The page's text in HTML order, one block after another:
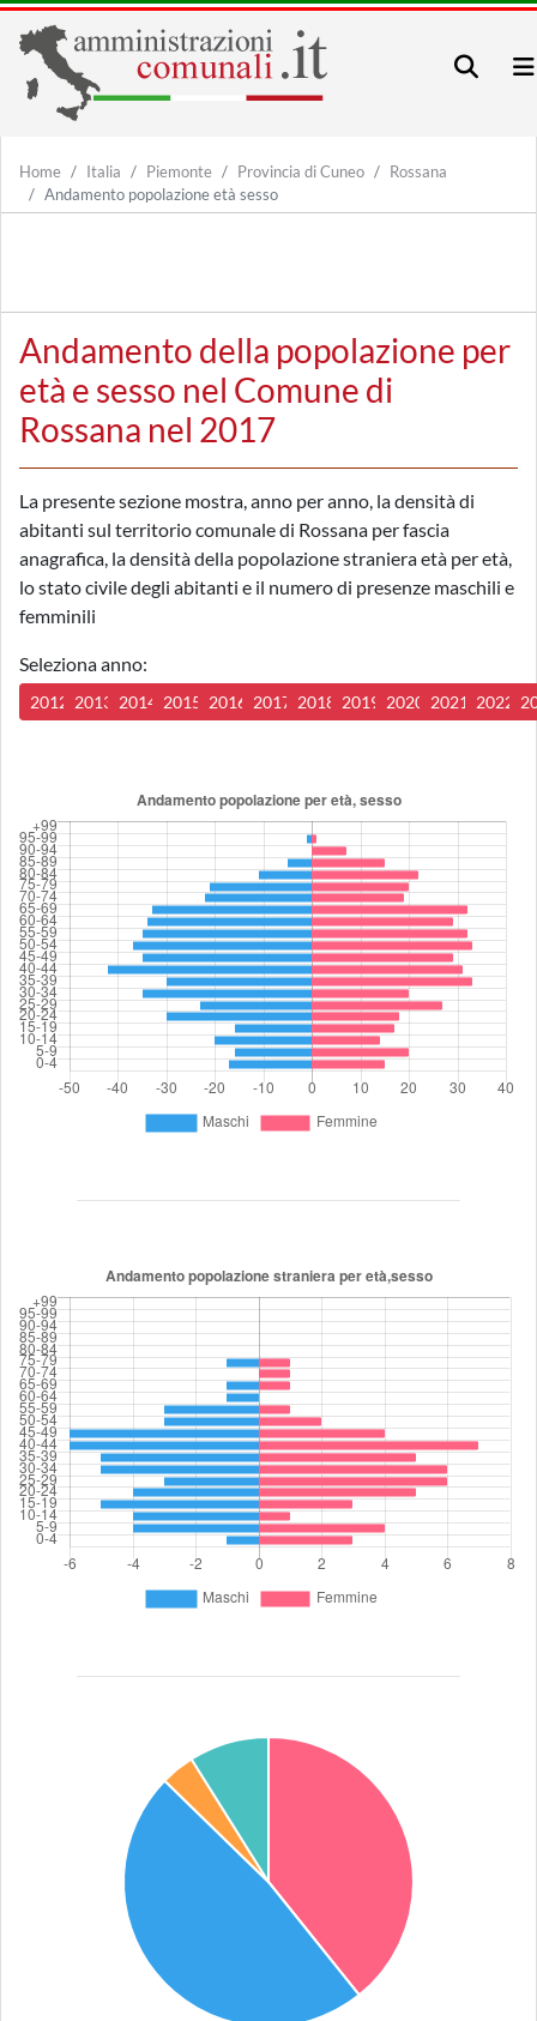
Home Italia Piemonte Provincia di Cuneo
Rossana
Andamento popolazione età sesso
Andamento della popolazione per
età e sesso nel Comune di
Rossana nel 2017
La presente sezione mostra, anno per anno, la densità di
abitanti sul territorio comunale di Rossana per fascia
anagrafica, la densità della popolazione straniera età per età,
lo stato civile degli abitanti e il numero di presenze maschili e
femminili
Seleziona anno:
2012 2013 2014 2015 2016 2017 2018 2019 2020 2021 2022